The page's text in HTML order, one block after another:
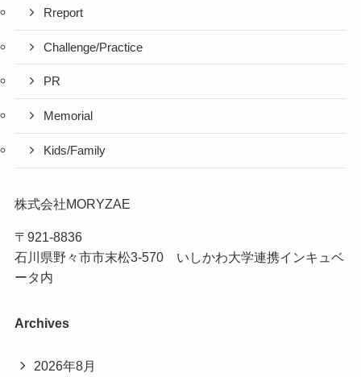
Rreport
Challenge/Practice
PR
Memorial
Kids/Family
株式会社MORYZAE
〒921-8836
石川県野々市市末松3-570 いしかわ大学連携インキュベ
ータ内
Archives
2026年8月